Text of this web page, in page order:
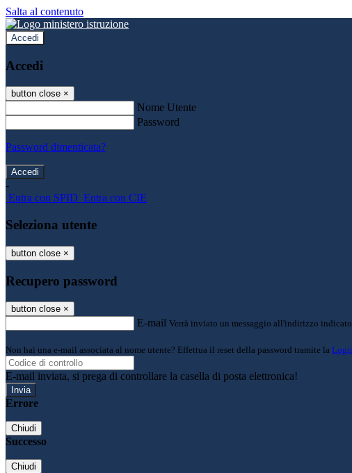
Salta al contenuto
Accedi
Accedi
button close ×
Nome Utente
Password
Password dimenticata?
-
Entra con SPID Entra con CIE
Seleziona utente
button close ×
Recupero password
button close ×
E-mail Verrà inviato un messaggio all'indirizzo
Non hai una e-mail associata al nome utente? Effettua il reset della password tramite la
E-mail inviata, si prega di controllare la casella di posta elettronica!
Errore
Chiudi
Successo
Chiudi